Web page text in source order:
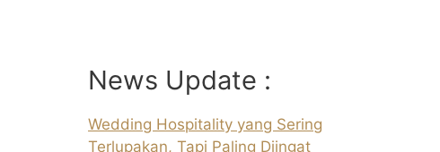
News Update :
Wedding Hospitality yang Sering
Terlupakan, Tapi Paling Diingat